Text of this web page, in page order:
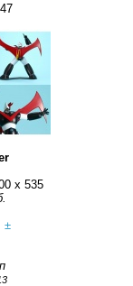
x 535
±